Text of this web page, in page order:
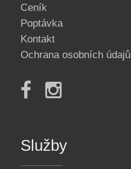
Ceník
Poptávka
Kontakt
Ochrana osobních údajů
Služby